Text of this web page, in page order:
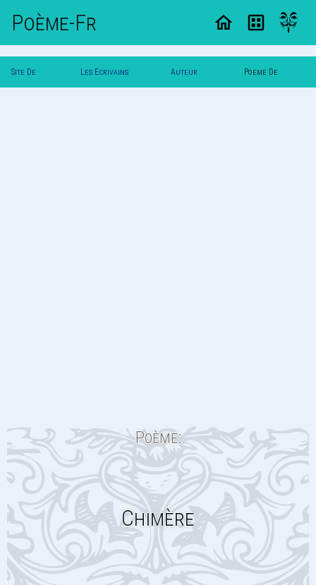
Poème-Fr
Site De Les Ecrivains Auteur Poeme De
Poème:
Chimère